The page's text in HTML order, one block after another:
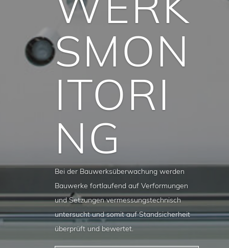
SMON
ITORI
NG
Bei der Bauwerksüberwachung werden
Bauwerke fortlaufend auf Verformungen
und Setzungen vermessungstechnisch
untersucht und somit auf Standsicherheit
überprüft und bewertet.